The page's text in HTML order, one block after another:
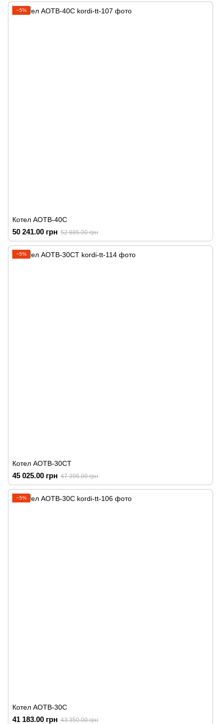
−5%
Котел АОТВ-40С
50 241.00 грн 52 885.00 грн
−5%
Котел АОТВ-30СТ
45 025.00 грн 47 395.00 грн
−5%
Котел АОТВ-30С
41 183.00 грн 43 350.00 грн